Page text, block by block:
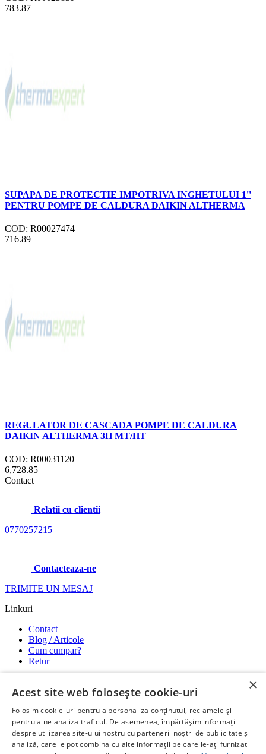
783.87
SUPAPA DE PROTECTIE IMPOTRIVA INGHETULUI 1''
PENTRU POMPE DE CALDURA DAIKIN ALTHERMA
COD: R00027474
716.89
REGULATOR DE CASCADA POMPE DE CALDURA
DAIKIN ALTHERMA 3H MT/HT
COD: R00031120
6,728.85
Contact
Relatii cu clientii
0770257215
Contacteaza-ne
TRIMITE UN MESAJ
Linkuri
Contact
Blog / Articole
Cum cumpar?
Retur
Modalitati de plata
Confidentialitate si GDPR
Garantii
ANPC-SOL-SAL
×
Acest site web folosește cookie-uri
Folosim cookie-uri pentru a personaliza conținutul, reclamele și
pentru a ne analiza traficul. De asemenea, împărtășim informații
despre utilizarea site-ului nostru cu partenerii noștri de publicitate și
analiză, care le pot combina cu alte informații pe care le-ați furnizat